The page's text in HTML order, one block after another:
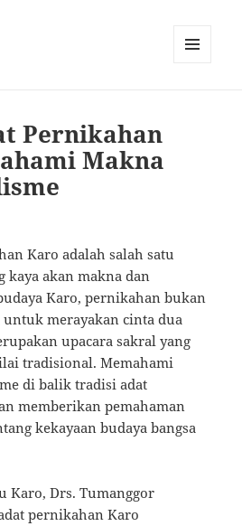
Pernikahan
Makna
Karo adalah salah satu
kaya akan makna dan
Karo, pernikahan bukan
untuk merayakan cinta dua
upacara sakral yang
tradisional. Memahami
di balik tradisi adat
memberikan pemahaman
kekayaan budaya bangsa
Karo, Drs. Tumanggor
pernikahan Karo